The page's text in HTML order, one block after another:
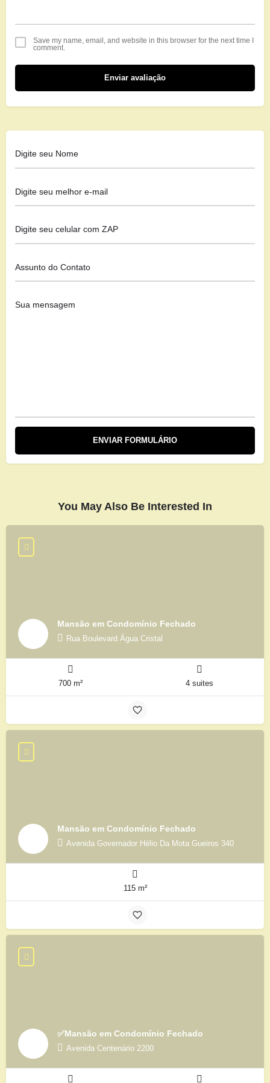
Save my name, email, and website in this browser for the next time I
comment.
Enviar avaliação
You May Also Be Interested In
Mansão em Condomínio Fechado
Rua Boulevard Água Cristal
700 m² 4 suites
Mansão em Condomínio Fechado
Avenida Governador Hélio Da Mota Gueiros 340
115 m²
✅Mansão em Condomínio Fechado
Avenida Centenário 2200